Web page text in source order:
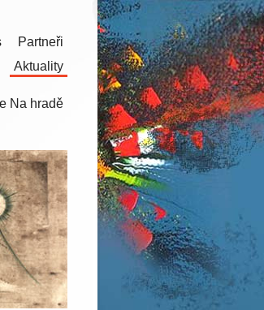
Partneři
Aktuality
Na hradě